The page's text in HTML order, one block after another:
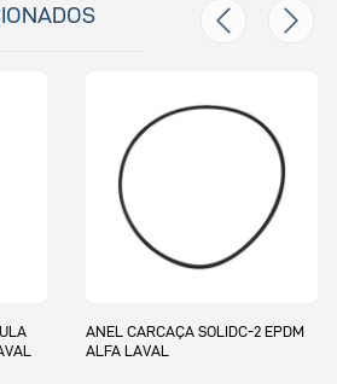
ANEL CARCAÇA SOLIDC-2 EPDM
ALFA LAVAL